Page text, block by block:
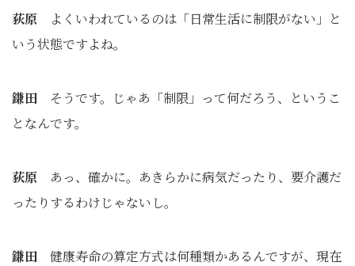
荻原 よくいわれているのは「日常生活に制限がない」と
いう状態ですよね。
鎌田 そうです。じゃあ「制限」って何だろう、というこ
となんです。
荻原 あっ、確かに。あきらかに病気だったり、要介護だ
ったりするわけじゃないし。
鎌田 健康寿命の算定方式は何種類かあるんですが、現在